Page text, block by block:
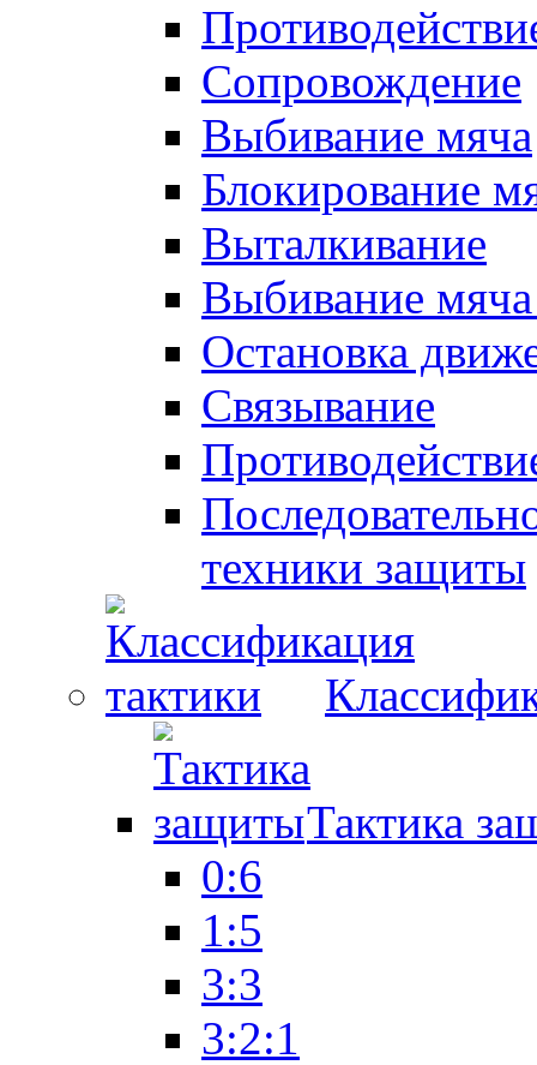
Сопровождение
Выбивание мяча
Блокирование
Выталкивание
Выбивание
Остановка
Связывание
техники защиты
Тактика
0:6
1:5
3:3
3:2:1